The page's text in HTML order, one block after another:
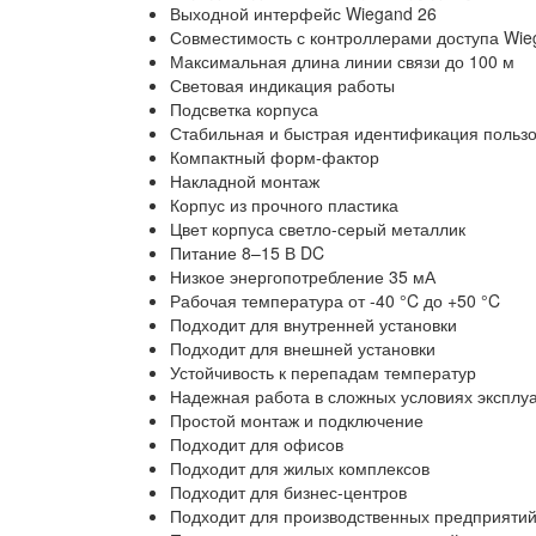
Выходной интерфейс Wiegand 26
Совместимость с контроллерами доступа
Максимальная длина линии связи до 100 м
Световая индикация работы
Подсветка корпуса
Стабильная и быстрая идентификация
Компактный форм-фактор
Накладной монтаж
Корпус из прочного пластика
Цвет корпуса светло-серый металлик
Питание 8–15 В DC
Низкое энергопотребление 35 мА
Рабочая температура от -40 °C до +50 °C
Подходит для внутренней установки
Подходит для внешней установки
Устойчивость к перепадам температур
Надежная работа в сложных условиях
Простой монтаж и подключение
Подходит для офисов
Подходит для жилых комплексов
Подходит для бизнес-центров
Подходит для производственных предприятий